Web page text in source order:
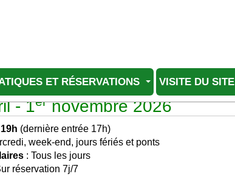
ET RÉSERVATIONS VISITE DU SITE
- 1ernovembre 2026
(dernière entrée 17h)
week-end, jours fériés et ponts
: Tous les jours
réservation 7j/7